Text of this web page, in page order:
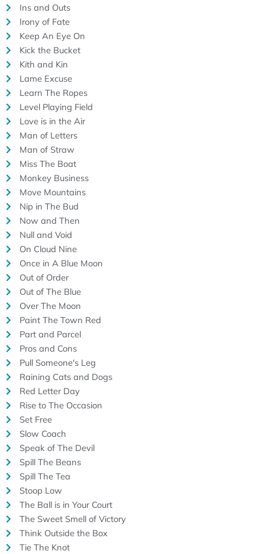
Ins and Outs
Irony of Fate
Keep An Eye On
Kick the Bucket
Kith and Kin
Lame Excuse
Learn The Ropes
Level Playing Field
Love is in the Air
Man of Letters
Man of Straw
Miss The Boat
Monkey Business
Move Mountains
Nip in The Bud
Now and Then
Null and Void
On Cloud Nine
Once in A Blue Moon
Out of Order
Out of The Blue
Over The Moon
Paint The Town Red
Part and Parcel
Pros and Cons
Pull Someone's Leg
Raining Cats and Dogs
Red Letter Day
Rise to The Occasion
Set Free
Slow Coach
Speak of The Devil
Spill The Beans
Spill The Tea
Stoop Low
The Ball is in Your Court
The Sweet Smell of Victory
Think Outside the Box
Tie The Knot